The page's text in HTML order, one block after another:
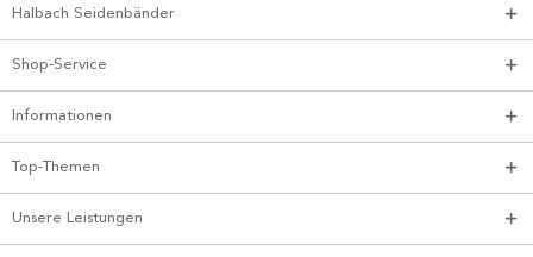
Halbach Seidenbänder
Shop-Service
Informationen
Top-Themen
Unsere Leistungen